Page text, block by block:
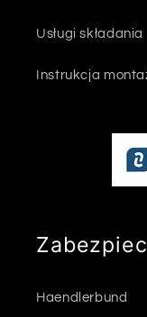
Usługi składania
Instrukcja
Haendlerbund